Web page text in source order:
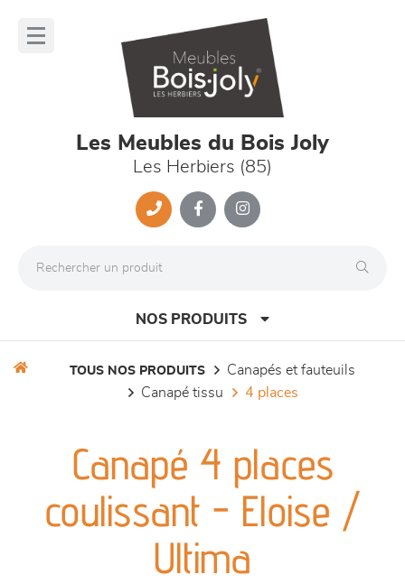
Les Meubles du Bois Joly
Les Herbiers (85)
NOS PRODUITS
séjours
meubles de complément
TOUS NOS PRODUITS
canapés et fauteuils
canapé tissu
4 places
Canapé 4 places
coulissant - Eloise /
Ultima